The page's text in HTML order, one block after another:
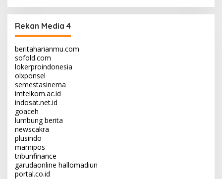
Rekan Media 4
beritaharianmu.com
sofold.com
lokerproindonesia
olxponsel
semestasinema
imtelkom.ac.id
indosat.net.id
goaceh
lumbung berita
newscakra
plusindo
mamipos
tribunfinance
garudaonline hallomadiun
portal.co.id